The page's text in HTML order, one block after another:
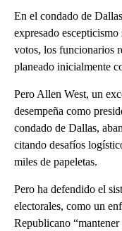
En el condado de
expresado
votos, los funcionarios
planeado inicialmente
Pero Allen West, un
desempeña como
condado de Dallas,
citando desafíos
miles de papeletas.
Pero ha defendido el
electorales, como un
Republicano